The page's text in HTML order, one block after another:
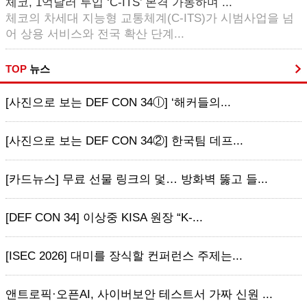
체코의 차세대 지능형 교통체계(C-ITS)가 시범사업을 넘
어 상용 서비스와 전국 확산 단계...
TOP 뉴스
[사진으로 보는 DEF CON 34ⓛ] ‘해커들의...
[사진으로 보는 DEF CON 34②] 한국팀 데프...
[카드뉴스] 무료 선물 링크의 덫… 방화벽 뚫고 들...
[DEF CON 34] 이상중 KISA 원장 “K-...
[ISEC 2026] 대미를 장식할 컨퍼런스 주제는...
앤트로픽·오픈AI, 사이버보안 테스트서 가짜 신원 ...